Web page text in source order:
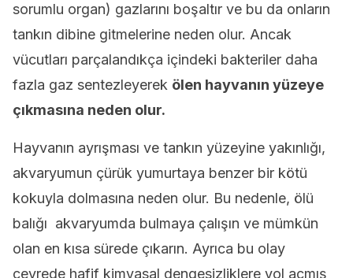
sorumlu organ) gazlarını boşaltır ve bu da onların
tankın dibine gitmelerine neden olur. Ancak
vücutları parçalandıkça içindeki bakteriler daha
fazla gaz sentezleyerek ölen hayvanın yüzeye
çıkmasına neden olur.
Hayvanın ayrışması ve tankın yüzeyine yakınlığı,
akvaryumun çürük yumurtaya benzer bir kötü
kokuyla dolmasına neden olur. Bu nedenle, ölü
balığı akvaryumda bulmaya çalışın ve mümkün
olan en kısa sürede çıkarın. Ayrıca bu olay
çevrede hafif kimyasal dengesizliklere yol açmış